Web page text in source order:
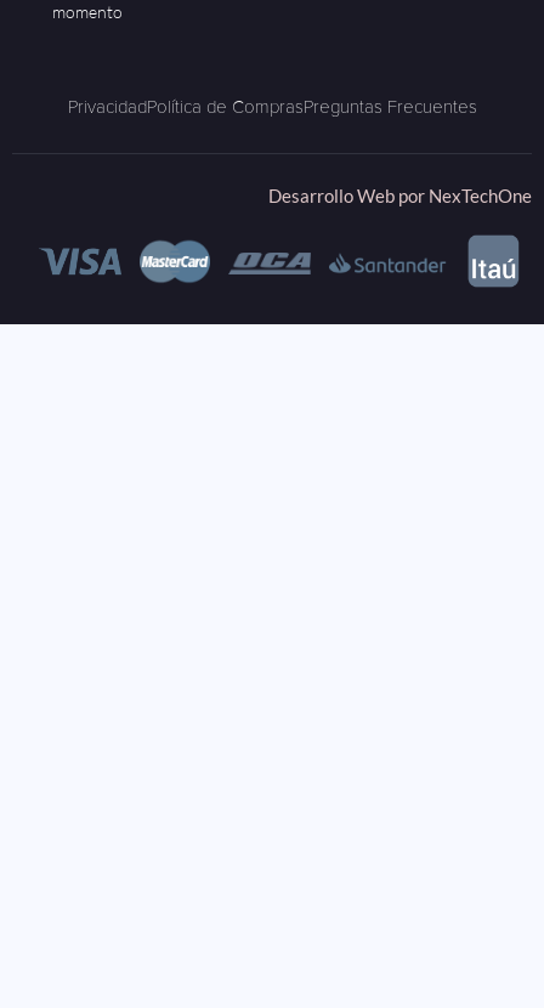
momento
PrivacidadPolítica de ComprasPreguntas Frecuentes
Desarrollo Web por NexTechOne